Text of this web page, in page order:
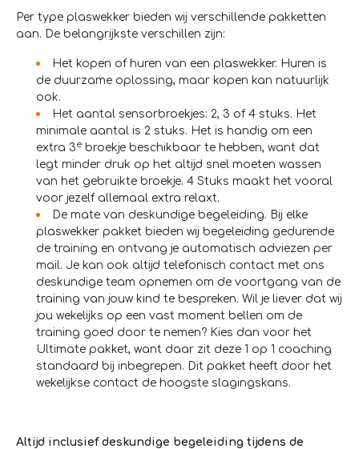
Per type plaswekker bieden wij verschillende pakketten
aan. De belangrijkste verschillen zijn:
Het kopen of huren van een plaswekker. Huren is
de duurzame oplossing, maar kopen kan natuurlijk
ook.
Het aantal sensorbroekjes: 2, 3 of 4 stuks. Het
minimale aantal is 2 stuks. Het is handig om een
extra 3e broekje beschikbaar te hebben, want dat
legt minder druk op het altijd snel moeten wassen
van het gebruikte broekje. 4 Stuks maakt het vooral
voor jezelf allemaal extra relaxt.
De mate van deskundige begeleiding. Bij elke
plaswekker pakket bieden wij begeleiding gedurende
de training en ontvang je automatisch adviezen per
mail. Je kan ook altijd telefonisch contact met ons
deskundige team opnemen om de voortgang van de
training van jouw kind te bespreken. Wil je liever dat wij
jou wekelijks op een vast moment bellen om de
training goed door te nemen? Kies dan voor het
Ultimate pakket, want daar zit deze 1 op 1 coaching
standaard bij inbegrepen. Dit pakket heeft door het
wekelijkse contact de hoogste slagingskans.
Altijd inclusief deskundige begeleiding tijdens de